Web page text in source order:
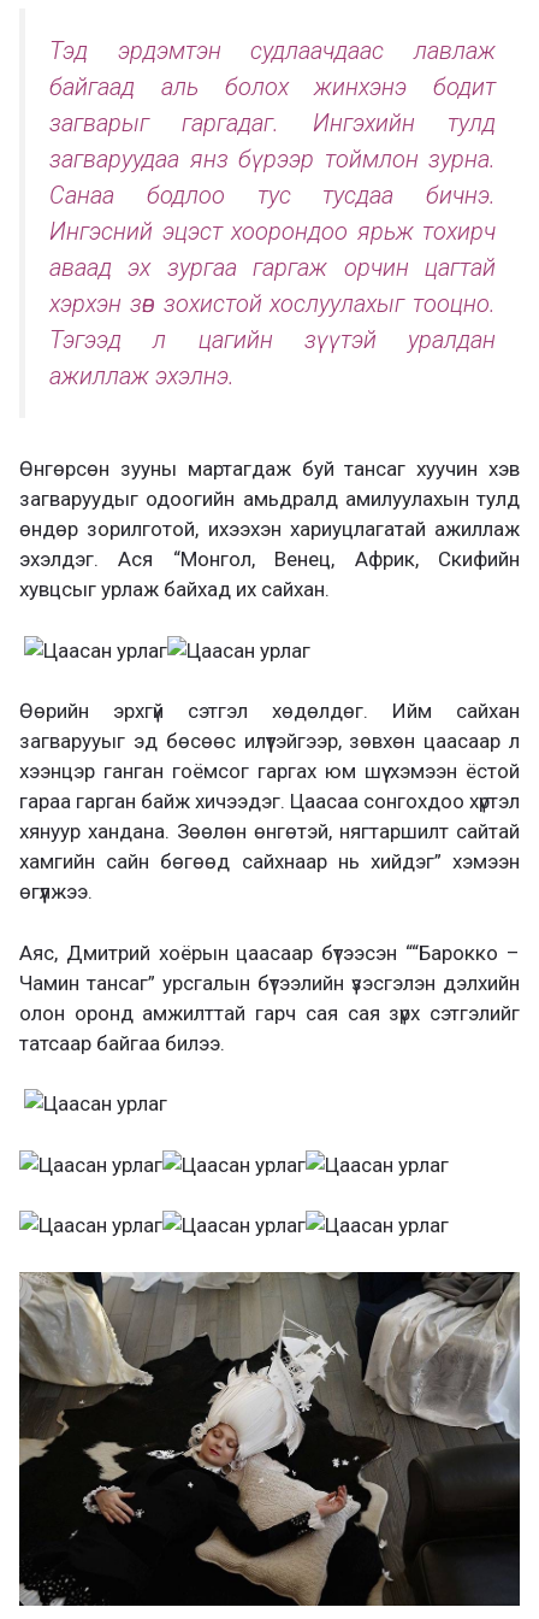
Тэд эрдэмтэн судлаачдаас лавлаж
байгаад аль болох жинхэнэ бодит
загварыг гаргадаг. Ингэхийн тулд
загваруудаа янз бүрээр тоймлон зурна.
Санаа бодлоо тус тусдаа бичнэ.
Ингэсний эцэст хоорондоо ярьж тохирч
аваад эх зургаа гаргаж орчин цагтай
хэрхэн зөв зохистой хослуулахыг тооцно.
Тэгээд л цагийн зүүтэй уралдан
ажиллаж эхэлнэ.
Өнгөрсөн зууны мартагдаж буй тансаг хуучин хэв
загваруудыг одоогийн амьдралд амилуулахын тулд
өндөр зорилготой, ихээхэн хариуцлагатай ажиллаж
эхэлдэг. Ася “Монгол, Венец, Африк, Скифийн
хувцсыг урлаж байхад их сайхан.
Өөрийн эрхгүй сэтгэл хөдөлдөг. Ийм сайхан
загварууыг эд бөсөөс илүүтэйгээр, зөвхөн цаасаар л
хээнцэр ганган гоёмсог гаргах юм шүү хэмээн ёстой
гараа гарган байж хичээдэг. Цаасаа сонгохдоо хүртэл
хянуур хандана. Зөөлөн өнгөтэй, нягтаршилт сайтай
хамгийн сайн бөгөөд сайхнаар нь хийдэг” хэмээн
өгүүлжээ.
Аяс, Дмитрий хоёрын цаасаар бүтээсэн ““Барокко –
Чамин тансаг” урсгалын бүтээлийн үзэсгэлэн дэлхийн
олон оронд амжилттай гарч сая сая зүрх сэтгэлийг
татсаар байгаа билээ.